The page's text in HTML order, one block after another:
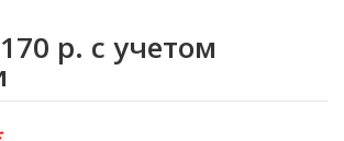
170 р. с учетом